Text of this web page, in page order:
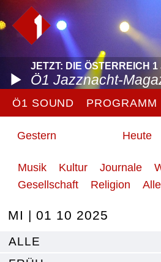
JETZT: DIE ÖSTERREICH
Ö1 Jazznacht-
Ö1 SOUND PROGRAMM
Gestern Heute
Musik Kultur Journale
Gesellschaft
Religion Alle
MI | 01 10 2025
ALLE